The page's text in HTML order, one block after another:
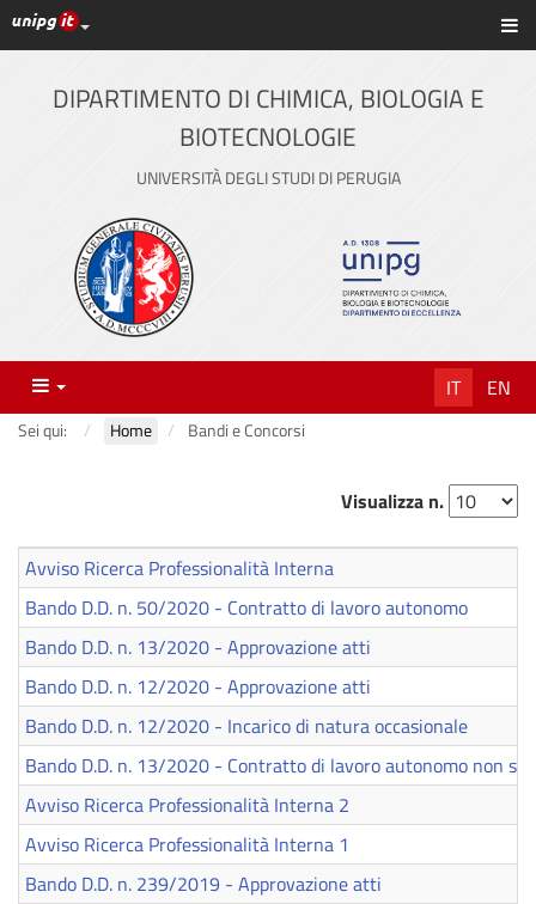
Vai
al
contenuto
principale
Link ai principali servizi web di Ateneo
DIPARTIMENTO DI CHIMICA, BIOLOGIA E
BIOTECNOLOGIE
UNIVERSITÀ DEGLI STUDI DI PERUGIA
Menu IT EN
Sei qui: Home Bandi e Concorsi
Visualizza n.
Avviso Ricerca Professionalità Interna
Bando D.D. n. 50/2020 - Contratto di lavoro autonomo
Bando D.D. n. 13/2020 - Approvazione atti
Bando D.D. n. 12/2020 - Approvazione atti
Bando D.D. n. 12/2020 - Incarico di natura occasionale
Bando D.D. n. 13/2020 - Contratto di lavoro autonomo non
Avviso Ricerca Professionalità Interna 2
Avviso Ricerca Professionalità Interna 1
Bando D.D. n. 239/2019 - Approvazione atti